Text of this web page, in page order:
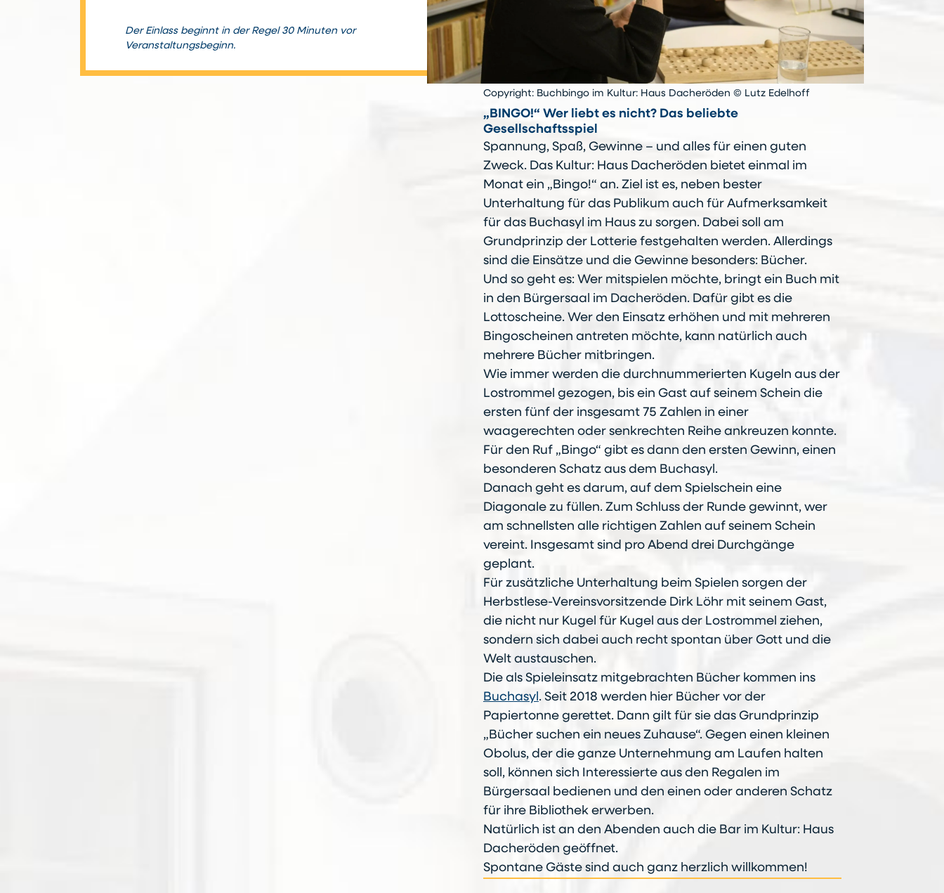
Der Einlass beginnt in der Regel 30 Minuten vor
Veranstaltungsbeginn.
Copyright: Buchbingo im Kultur: Haus Dacheröden © Lutz Edelhoff
„BINGO!“ Wer liebt es nicht? Das beliebte
Gesellschaftsspiel
Spannung, Spaß, Gewinne – und alles für einen guten
Zweck. Das Kultur: Haus Dacheröden bietet einmal im
Monat ein „Bingo!“ an. Ziel ist es, neben bester
Unterhaltung für das Publikum auch für Aufmerksamkeit
für das Buchasyl im Haus zu sorgen. Dabei soll am
Grundprinzip der Lotterie festgehalten werden. Allerdings
sind die Einsätze und die Gewinne besonders: Bücher.
Und so geht es: Wer mitspielen möchte, bringt ein Buch mit
in den Bürgersaal im Dacheröden. Dafür gibt es die
Lottoscheine. Wer den Einsatz erhöhen und mit mehreren
Bingoscheinen antreten möchte, kann natürlich auch
mehrere Bücher mitbringen.
Wie immer werden die durchnummerierten Kugeln aus der
Lostrommel gezogen, bis ein Gast auf seinem Schein die
ersten fünf der insgesamt 75 Zahlen in einer
waagerechten oder senkrechten Reihe ankreuzen konnte.
Für den Ruf „Bingo“ gibt es dann den ersten Gewinn, einen
besonderen Schatz aus dem Buchasyl.
Danach geht es darum, auf dem Spielschein eine
Diagonale zu füllen. Zum Schluss der Runde gewinnt, wer
am schnellsten alle richtigen Zahlen auf seinem Schein
vereint. Insgesamt sind pro Abend drei Durchgänge
geplant.
Für zusätzliche Unterhaltung beim Spielen sorgen der
Herbstlese-Vereinsvorsitzende Dirk Löhr mit seinem Gast,
die nicht nur Kugel für Kugel aus der Lostrommel ziehen,
sondern sich dabei auch recht spontan über Gott und die
Welt austauschen.
Die als Spieleinsatz mitgebrachten Bücher kommen ins
Buchasyl . Seit 2018 werden hier Bücher vor der
Papiertonne gerettet. Dann gilt für sie das Grundprinzip
„Bücher suchen ein neues Zuhause“. Gegen einen kleinen
Obolus, der die ganze Unternehmung am Laufen halten
soll, können sich Interessierte aus den Regalen im
Bürgersaal bedienen und den einen oder anderen Schatz
für ihre Bibliothek erwerben.
Natürlich ist an den Abenden auch die Bar im Kultur: Haus
Dacheröden geöffnet.
Spontane Gäste sind auch ganz herzlich willkommen!